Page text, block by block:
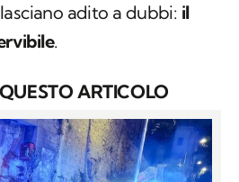
adito a dubbi: il
.
ARTICOLO